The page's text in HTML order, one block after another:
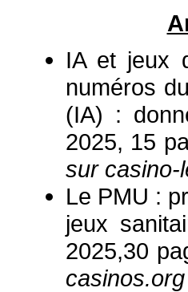
IA et jeux
numéros
(IA) :
2025, 15
sur casino-
Le PMU :
jeux
2025,30